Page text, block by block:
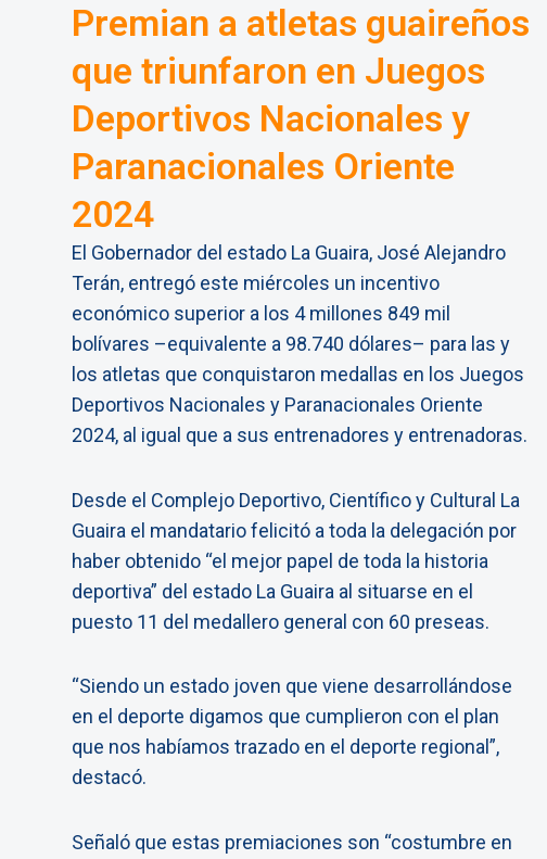
Premian a atletas guaireños
que triunfaron en Juegos
Deportivos Nacionales y
Paranacionales Oriente
2024
El Gobernador del estado La Guaira, José Alejandro
Terán, entregó este miércoles un incentivo
económico superior a los 4 millones 849 mil
bolívares –equivalente a 98.740 dólares– para las y
los atletas que conquistaron medallas en los Juegos
Deportivos Nacionales y Paranacionales Oriente
2024, al igual que a sus entrenadores y entrenadoras.
Desde el Complejo Deportivo, Científico y Cultural La
Guaira el mandatario felicitó a toda la delegación por
haber obtenido “el mejor papel de toda la historia
deportiva” del estado La Guaira al situarse en el
puesto 11 del medallero general con 60 preseas.
“Siendo un estado joven que viene desarrollándose
en el deporte digamos que cumplieron con el plan
que nos habíamos trazado en el deporte regional”,
destacó.
Señaló que estas premiaciones son “costumbre en